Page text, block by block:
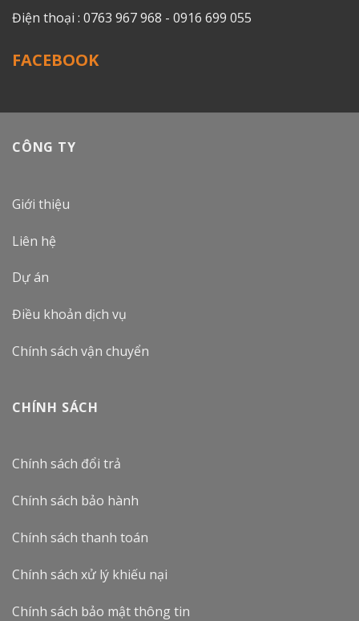
Điện thoại : 0763 967 968 - 0916 699 055
FACEBOOK
CÔNG TY
Giới thiệu
Liên hệ
Dự án
Điều khoản dịch vụ
Chính sách vận chuyển
CHÍNH SÁCH
Chính sách đổi trả
Chính sách bảo hành
Chính sách thanh toán
Chính sách xử lý khiếu nại
Chính sách bảo mật thông tin